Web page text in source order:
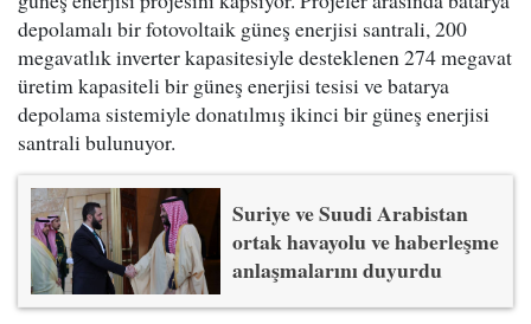
depolamalı bir fotovoltaik güneş enerjisi santrali, 200
megavatlık inverter kapasitesiyle desteklenen 274 megavat
üretim kapasiteli bir güneş enerjisi tesisi ve batarya
depolama sistemiyle donatılmış ikinci bir güneş enerjisi
santrali bulunuyor.
Suriye ve Suudi Arabistan
ortak havayolu ve haberleşme
anlaşmalarını duyurdu